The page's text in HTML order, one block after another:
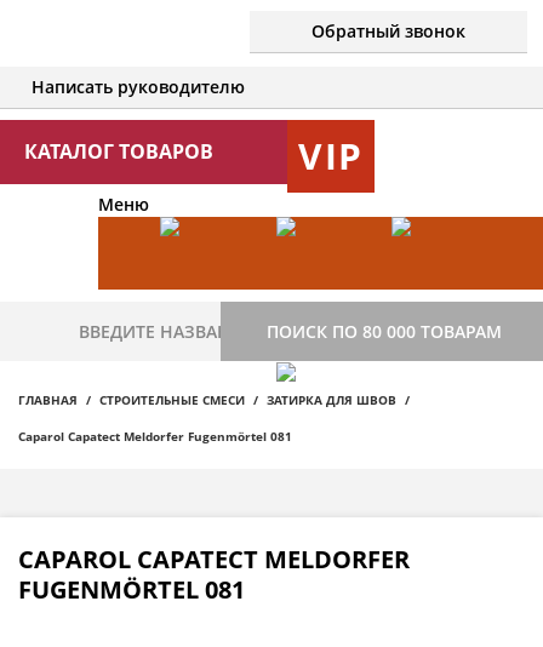
Обратный звонок
Написать руководителю
КАТАЛОГ ТОВАРОВ VIP
Меню
ПОИСК ПО 80 000 ТОВАРАМ
ГЛАВНАЯ СТРОИТЕЛЬНЫЕ СМЕСИ ЗАТИРКА ДЛЯ ШВОВ
Caparol Capatect Meldorfer Fugenmörtel 081
CAPAROL CAPATECT MELDORFER
FUGENMÖRTEL 081